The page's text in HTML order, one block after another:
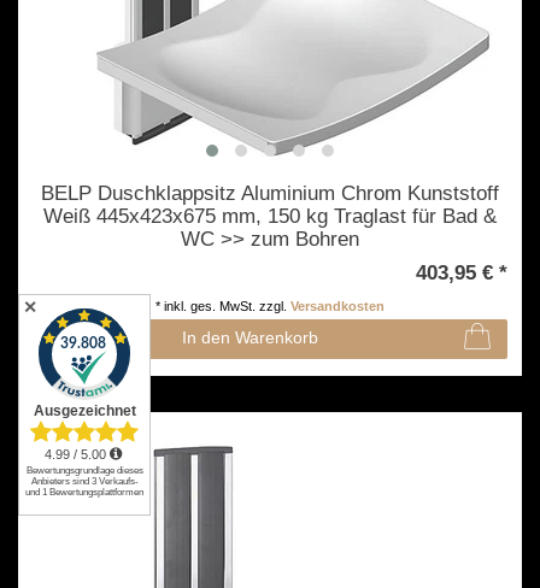
BELP Duschklappsitz Aluminium Chrom Kunststoff
Weiß 445x423x675 mm, 150 kg Traglast für Bad &
WC >> zum Bohren
403,95 € *
In den Warenkorb
* inkl. ges. MwSt. zzgl. Versandkosten
✕